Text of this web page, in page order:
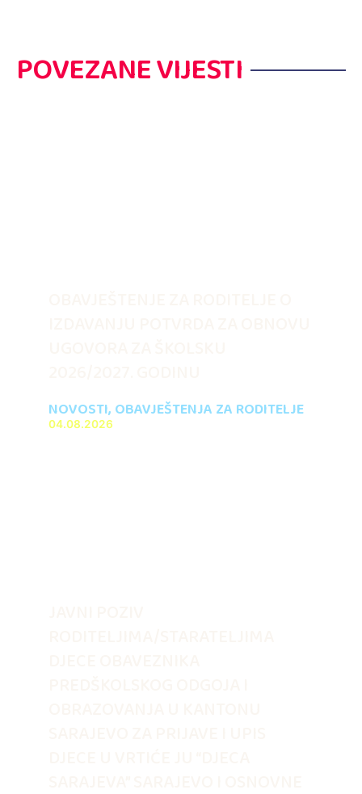
POVEZANE VIJESTI
NOVOSTI, OBAVJEŠTENJA ZA RODITELJE
04.08.2026